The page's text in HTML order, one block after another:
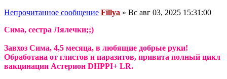
Непрочитанное сообщение Fillya » Вс авг 03, 2025 15:31:00
Сима, сестра Лялечки;;)
Завхоз Сима, 4,5 месяца, в любящие добрые руки!
Обработана от глистов и паразитов, привита полный цикл
вакцинации Астерион DHPPI+ LR.